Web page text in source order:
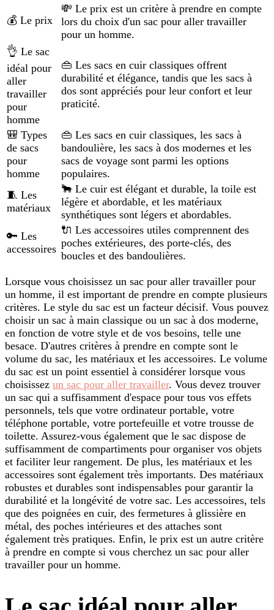
💰 Le prix
💸 Le prix est un critère à prendre en compte
lors du choix d'un sac pour aller travailler
pour un homme.
👌 Le sac
idéal pour
aller
travailler
pour
homme
👜 Les sacs en cuir classiques offrent
durabilité et élégance, tandis que les sacs à
dos sont appréciés pour leur confort et leur
praticité.
🎒 Types
de sacs
pour
homme
👜 Les sacs en cuir classiques, les sacs à
bandoulière, les sacs à dos modernes et les
sacs de voyage sont parmi les options
populaires.
🧵 Les
matériaux
🐂 Le cuir est élégant et durable, la toile est
légère et abordable, et les matériaux
synthétiques sont légers et abordables.
🔑 Les
accessoires
🔌 Les accessoires utiles comprennent des
poches extérieures, des porte-clés, des
boucles et des bandoulières.
Lorsque vous choisissez un sac pour aller travailler pour
un homme, il est important de prendre en compte plusieurs
critères. Le style du sac est un facteur décisif. Vous pouvez
choisir un sac à main classique ou un sac à dos moderne,
en fonction de votre style et de vos besoins, telle une
besace. D'autres critères à prendre en compte sont le
volume du sac, les matériaux et les accessoires. Le volume
du sac est un point essentiel à considérer lorsque vous
choisissez un sac pour aller travailler. Vous devez trouver
un sac qui a suffisamment d'espace pour tous vos effets
personnels, tels que votre ordinateur portable, votre
téléphone portable, votre portefeuille et votre trousse de
toilette. Assurez-vous également que le sac dispose de
suffisamment de compartiments pour organiser vos objets
et faciliter leur rangement. De plus, les matériaux et les
accessoires sont également très importants. Des matériaux
robustes et durables sont indispensables pour garantir la
durabilité et la longévité de votre sac. Les accessoires, tels
que des poignées en cuir, des fermetures à glissière en
métal, des poches intérieures et des attaches sont
également très pratiques. Enfin, le prix est un autre critère
à prendre en compte si vous cherchez un sac pour aller
travailler pour un homme.